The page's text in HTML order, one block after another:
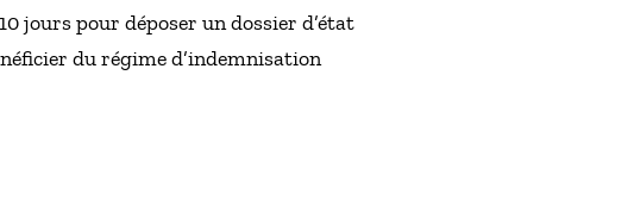
jours pour déposer un dossier d’état
du régime d’indemnisation